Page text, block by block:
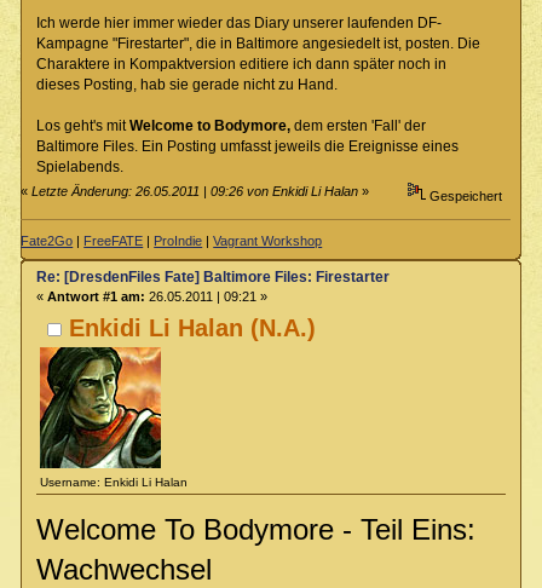
Ich werde hier immer wieder das Diary unserer laufenden DF-
Kampagne "Firestarter", die in Baltimore angesiedelt ist, posten. Die
Charaktere in Kompaktversion editiere ich dann später noch in
dieses Posting, hab sie gerade nicht zu Hand.
Los geht's mitWelcome to Bodymore,dem ersten 'Fall' der
Baltimore Files. Ein Posting umfasst jeweils die Ereignisse eines
Spielabends.
«Letzte Änderung: 26.05.2011 | 09:26 von Enkidi Li Halan » Gespeichert
Fate2Go FreeFATE ProIndie |Vagrant Workshop
Enkidi Li Halan (N.A.)
Username: Enkidi Li Halan
Re: [DresdenFiles Fate] Baltimore Files: Firestarter
« Antwort #1 am: 26.05.2011 | 09:21 »
Welcome To Bodymore - Teil Eins:
Wachwechsel